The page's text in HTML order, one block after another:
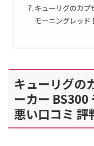
キューリグのカプ
モーニングレッド
キューリグの
ーカー BS300
悪い口コミ 評